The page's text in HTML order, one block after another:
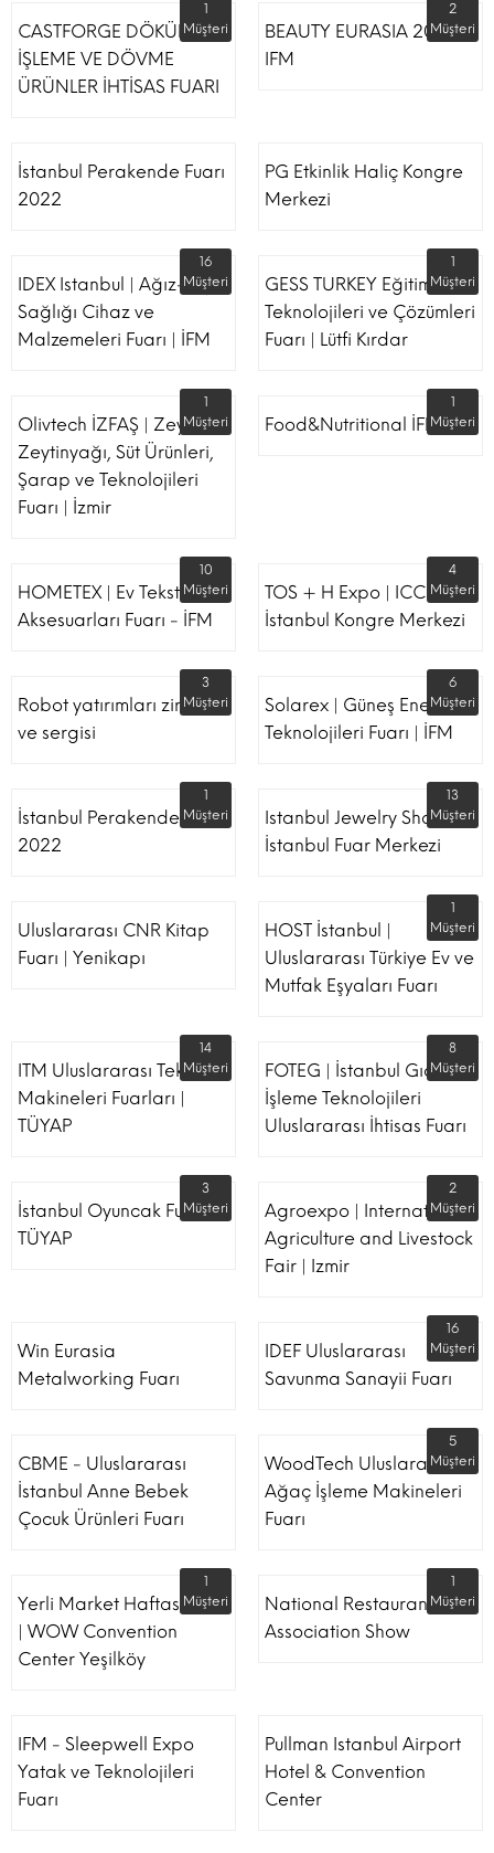
CASTFORGE DÖKÜM,
İŞLEME VE DÖVME
ÜRÜNLER İHTİSAS FUARI
1
Müşteri
BEAUTY EURASIA 2022
IFM
2
Müşteri
İstanbul Perakende Fuarı
2022
PG Etkinlik Haliç Kongre
Merkezi
IDEX Istanbul | Ağız-Diş
Sağlığı Cihaz ve
Malzemeleri Fuarı | İFM
16
Müşteri
GESS TURKEY Eğitim
Teknolojileri ve Çözümleri
Fuarı | Lütfi Kırdar
1
Müşteri
Olivtech İZFAŞ | Zeytin,
Zeytinyağı, Süt Ürünleri,
Şarap ve Teknolojileri
Fuarı | İzmir
1
Müşteri
Food&Nutritional İFM
1
Müşteri
HOMETEX | Ev Tekstili Ve
Aksesuarları Fuarı - İFM
10
Müşteri
TOS + H Expo | ICC -
İstanbul Kongre Merkezi
4
Müşteri
Robot yatırımları zirvesi
ve sergisi
3
Müşteri
Solarex | Güneş Enerjisi &
Teknolojileri Fuarı | İFM
6
Müşteri
İstanbul Perakende Fuarı
2022
1
Müşteri
Istanbul Jewelry Show |
İstanbul Fuar Merkezi
13
Müşteri
Uluslararası CNR Kitap
Fuarı | Yenikapı
HOST İstanbul |
Uluslararası Türkiye Ev ve
Mutfak Eşyaları Fuarı
1
Müşteri
ITM Uluslararası Tekstil
Makineleri Fuarları |
TÜYAP
14
Müşteri
FOTEG | İstanbul Gıda
İşleme Teknolojileri
Uluslararası İhtisas Fuarı
8
Müşteri
İstanbul Oyuncak Fuarı -
TÜYAP
3
Müşteri
Agroexpo | International
Agriculture and Livestock
Fair | Izmir
2
Müşteri
Win Eurasia
Metalworking Fuarı
IDEF Uluslararası
Savunma Sanayii Fuarı
16
Müşteri
CBME - Uluslararası
İstanbul Anne Bebek
Çocuk Ürünleri Fuarı
WoodTech Uluslararası
Ağaç İşleme Makineleri
Fuarı
5
Müşteri
Yerli Market Haftası Fuarı
| WOW Convention
Center Yeşilköy
1
Müşteri
National Restaurant
Association Show
1
Müşteri
IFM - Sleepwell Expo
Yatak ve Teknolojileri
Fuarı
Pullman Istanbul Airport
Hotel & Convention
Center